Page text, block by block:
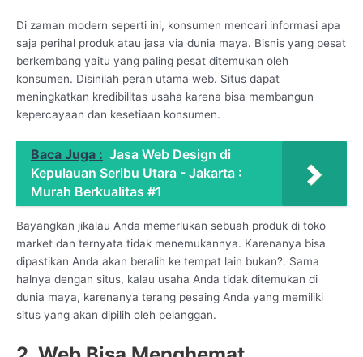
Di zaman modern seperti ini, konsumen mencari informasi apa
saja perihal produk atau jasa via dunia maya. Bisnis yang pesat
berkembang yaitu yang paling pesat ditemukan oleh
konsumen. Disinilah peran utama web. Situs dapat
meningkatkan kredibilitas usaha karena bisa membangun
kepercayaan dan kesetiaan konsumen.
Baca Juga : Jasa Web Design di
Kepulauan Seribu Utara - Jakarta :
Murah Berkualitas #1
Bayangkan jikalau Anda memerlukan sebuah produk di toko
market dan ternyata tidak menemukannya. Karenanya bisa
dipastikan Anda akan beralih ke tempat lain bukan?. Sama
halnya dengan situs, kalau usaha Anda tidak ditemukan di
dunia maya, karenanya terang pesaing Anda yang memiliki
situs yang akan dipilih oleh pelanggan.